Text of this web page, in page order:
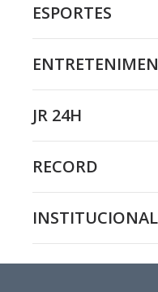
ESPORTES
JR 24H
RECORD
INSTITUCIONAL